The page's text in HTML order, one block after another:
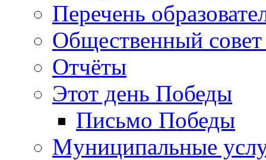
Перечень
Общественный
Отчёты
Этот день Победы
Письмо Победы
Mуниципальные